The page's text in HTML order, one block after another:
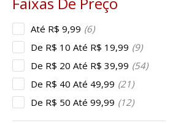
Até R$ 9,99 (6)
De R$ 10 Até R$ 19,99 (9)
De R$ 20 Até R$ 39,99 (54)
De R$ 40 Até 49,99 (21)
De R$ 50 Até 99,99 (12)